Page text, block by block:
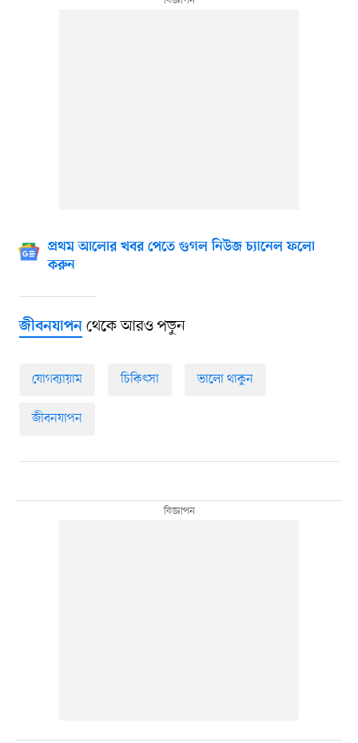
প্রথম আলোর খবর পেতে গুগল নিউজ চ্যানেল ফলো
করুন
জীবনযাপনথেকে আরও পড়ুন
যোগব্যায়াম চিকিৎসা ভালো থাকুন
জীবনযাপন